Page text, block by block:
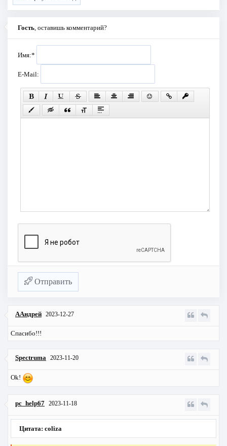
Гость, оставишь комментарий?
Имя:*
E-Mail:
Отправить
ААндрей 2023-12-27
Спасибо!!!
Spectruma 2023-11-20
Ok!
pc_help67 2023-11-18
Цитата: coliza